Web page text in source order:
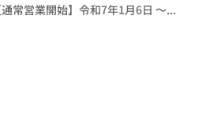
常営業開始】令和7年1月6日 〜...